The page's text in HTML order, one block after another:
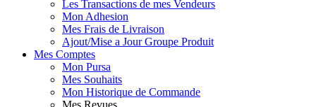
Les Transactions de mes Vendeurs
Mon Adhesion
Mes Frais de Livraison
Ajout/Mise a Jour Groupe Produit
Mes Comptes
Mon Pursa
Mes Souhaits
Mon Historique de Commande
Mes Revues